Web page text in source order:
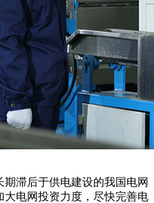
滞后于供电建设的我国电网
电网投资力度，尽快完善电